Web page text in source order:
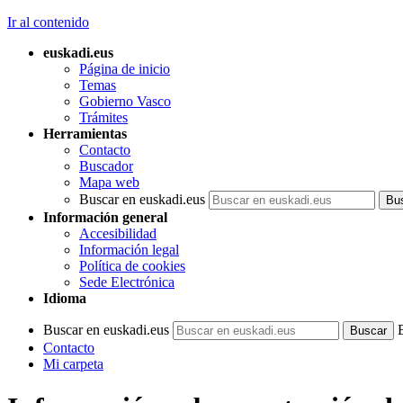
Ir al contenido
euskadi.eus
Página de inicio
Temas
Gobierno Vasco
Trámites
Herramientas
Contacto
Buscador
Mapa web
Buscar en euskadi.eus
Información general
Accesibilidad
Información legal
Política de cookies
Sede Electrónica
Idioma
Buscar en euskadi.eus
Contacto
Mi carpeta